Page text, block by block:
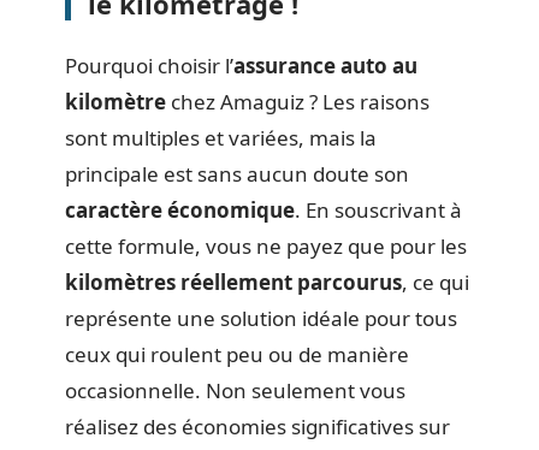
Pourquoi choisir l’assurance auto au
kilomètre chez Amaguiz ? Les raisons
sont multiples et variées, mais la
principale est sans aucun doute son
caractère économique. En souscrivant à
cette formule, vous ne payez que pour les
kilomètres réellement parcourus, ce qui
représente une solution idéale pour tous
ceux qui roulent peu ou de manière
occasionnelle. Non seulement vous
réalisez des économies significatives sur